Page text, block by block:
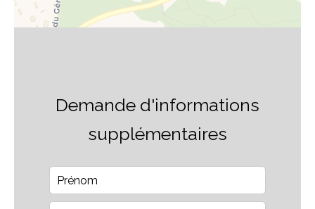
Demande d'informations
supplémentaires